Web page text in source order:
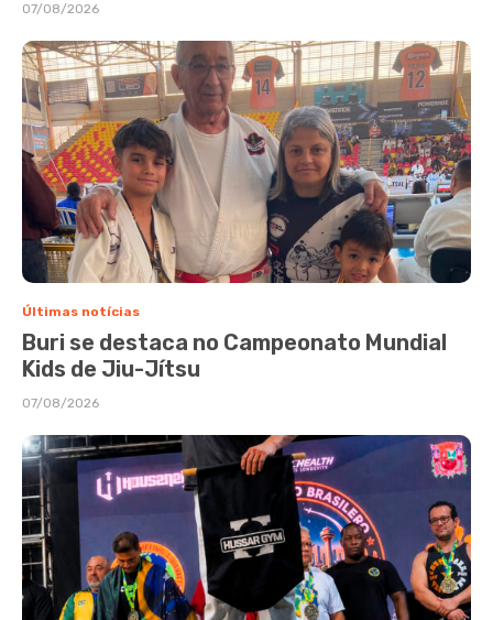
07/08/2026
Últimas notícias
Buri se destaca no Campeonato Mundial
Kids de Jiu-Jítsu
07/08/2026